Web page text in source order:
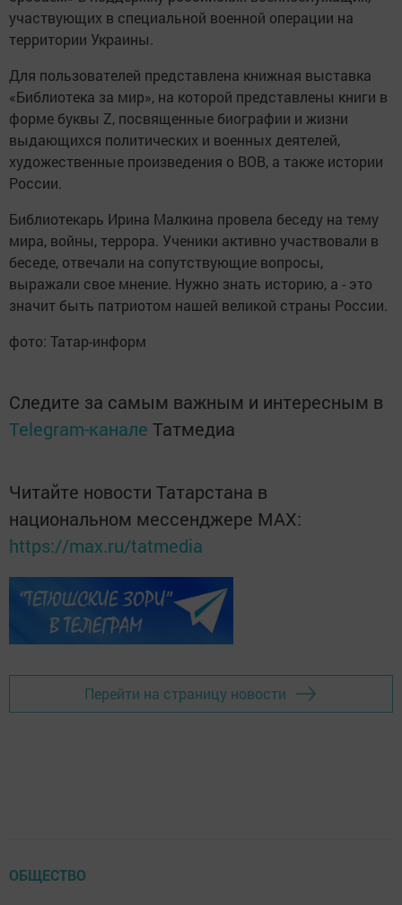
участвующих в специальной военной операции на
территории Украины.
Для пользователей представлена книжная выставка
«Библиотека за мир», на которой представлены книги в
форме буквы Z, посвященные биографии и жизни
выдающихся политических и военных деятелей,
художественные произведения о ВОВ, а также истории
России.
Библиотекарь Ирина Малкина провела беседу на тему
мира, войны, террора. Ученики активно участвовали в
беседе, отвечали на сопутствующие вопросы,
выражали свое мнение. Нужно знать историю, а - это
значит быть патриотом нашей великой страны России.
фото: Татар-информ
Следите за самым важным и интересным в
Telegram-канале Татмедиа
Читайте новости Татарстана в
национальном мессенджере MАХ:
https://max.ru/tatmedia
Перейти на страницу новости
ОБЩЕСТВО